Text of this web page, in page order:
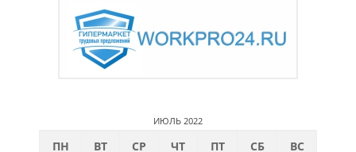
ИЮЛЬ 2022
ПН ВТ СР ЧТ ПТ СБ
ВС